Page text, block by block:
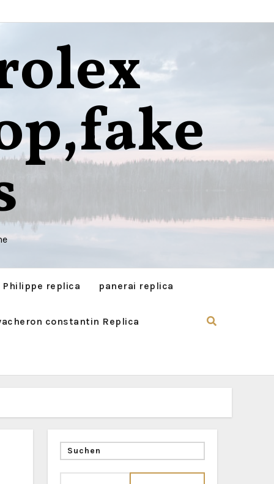
Philippe replica panerai replica
constantin Replica
Suchen